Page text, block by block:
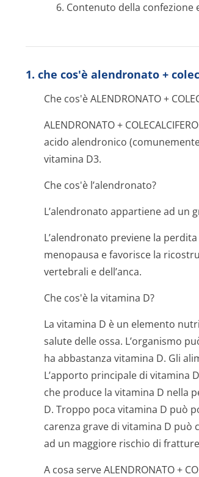
6. Contenuto della
1. che cos'è alendronato +
Che cos'è ALENDRONATO +
ALENDRONATO +
acido alendronico
vitamina D3.
Che cos'è l’alendronato?
L’alendronato appartiene ad
L’alendronato previene la
menopausa e favorisce la
vertebrali e dell’anca.
Che cos'è la vitamina D?
La vitamina D è un elemento
salute delle ossa. L’organismo
ha abbastanza vitamina D. Gli
L’apporto principale di vitamina
che produce la vitamina D nella
D. Troppo poca vitamina D può
carenza grave di vitamina D può
ad un maggiore rischio di
A cosa serve ALENDRONATO +